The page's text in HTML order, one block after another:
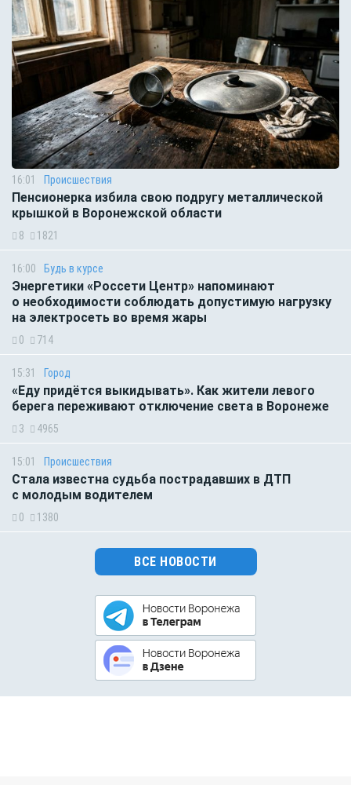
16:01 Происшествия
Пенсионерка избила свою подругу металлической
крышкой в Воронежской области
8 1821
16:00 Будь в курсе
Энергетики «Россети Центр» напоминают
о необходимости соблюдать допустимую нагрузку
на электросеть во время жары
0 714
15:31 Город
«Еду придётся выкидывать». Как жители левого
берега переживают отключение света в Воронеже
3 4965
15:01 Происшествия
Стала известна судьба пострадавших в ДТП
с молодым водителем
0 1380
ВСЕ НОВОСТИ